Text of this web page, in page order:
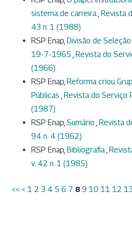
sistema de carreira, Revista
43 n. 1 (1988)
RSP Enap, Divisão de
19-7-1965 , Revista do
(1966)
RSP Enap, Reforma criou
Públicas , Revista do Serviço
(1987)
RSP Enap, Sumário , Revista
94 n. 4 (1962)
RSP Enap, Bibliografia,
v. 42 n. 1 (1985)
<< < 1 2 3 4 5 6 7 8 9 10 11 12 13